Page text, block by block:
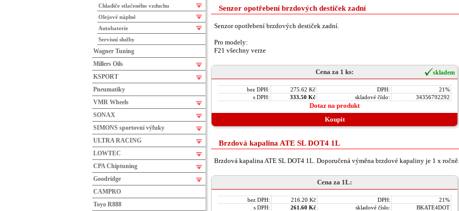
Senzor opotřebení brzdových destiček zadní
Senzor opotřebení brzdových destiček zadní.
Pro modely:
F21 všechny verze
skladem
Cena za 1 ks:
bez DPH: 275.62 Kč DPH:
21%
s DPH:
333.50 Kč skladové číslo: 34356792292
Dotaz na produkt
Koupit
Brzdová kapalina ATE SL DOT4 1L
Brzdová kapalina ATE SL DOT4 1L. Doporučená výměna brzdové kapaliny je 1 x ročně.
Cena za 1L:
bez DPH: 216.20 Kč DPH:
21%
s DPH:
261.60 Kč skladové číslo: BKATE4DOT
Chladiče stlačeného vzduchu
Olejové náplně
Autobaterie
Servisní služby
Wagner Tuning
Millers Oils
KSPORT
Pneumatiky
VMR Wheels
SONAX
SIMONS sportovní výfuky
ULTRA RACING
LOWTEC
CPA Chiptuning
Goodridge
CAMPRO
Toyo R888